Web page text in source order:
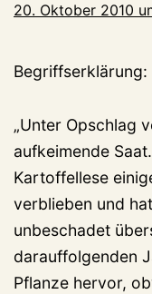
20. Oktober 2010
Begriffserklärung:
„Unter Opschlag
aufkeimende
Kartoffellese
verblieben und
unbeschadet
darauffolgenden
Pflanze hervor,